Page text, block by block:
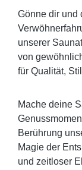
Gönne dir und
unserer
von
für Qualität,
Mache deine
Berührung
Magie der
und zeitloser